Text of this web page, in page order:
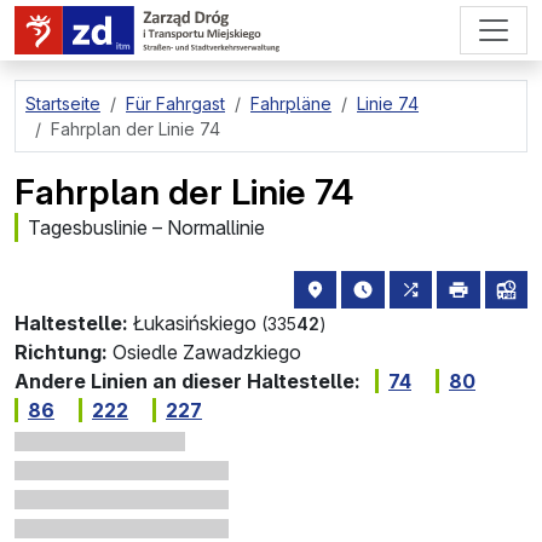
zum Hauptinhalt springen
Startseite Für Fahrgast Fahrpläne
Linie 74
Fahrplan der Linie 74
Fahrplan der Linie 74
Tagesbuslinie – Normallinie
Haltestelle: Łukasińskiego (33542)
Haltestellenstandort auf
die nächsten
alle Linien,
drucken
Richtung: Osiedle Zawadzkiego
Andere Linien an dieser Haltestelle:
74
80
86
222 227